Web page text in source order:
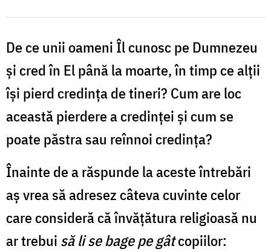
De ce unii oameni Îl cunosc pe Dumnezeu
și cred în El până la moarte, în timp ce alții
își pierd credința de tineri? Cum are loc
această pierdere a credinței și cum se
poate păstra sau reînnoi credința?
Înainte de a răspunde la aceste întrebări
aș vrea să adresez câteva cuvinte celor
care consideră că învățătura religioasă nu
ar trebui să li se bage pe gâtcopiilor: